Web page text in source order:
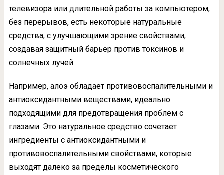
телевизора или длительной работы за компьютером,
без перерывов, есть некоторые натуральные
средства, с улучшающими зрение свойствами,
создавая защитный барьер против токсинов и
солнечных лучей.
Например, алоэ обладает противовоспалительными и
антиоксидантными веществами, идеально
подходящими для предотвращения проблем с
глазами. Это натуральное средство сочетает
ингредиенты с антиоксидантными и
противовоспалительными свойствами, которые
выходят далеко за пределы косметического